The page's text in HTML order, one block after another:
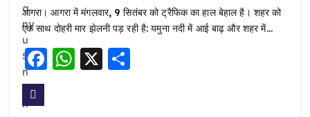
आगरा। आगरा में मंगलवार, 9 सितंबर को ट्रैफिक का हाल बेहाल है। शहर को
एक साथ दोहरी मार झेलनी पड़ रही है: यमुना नदी में आई बाढ़ और शहर में…
F WX S